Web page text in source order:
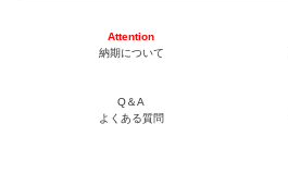
Attention
納期について
Q＆A
よくある質問